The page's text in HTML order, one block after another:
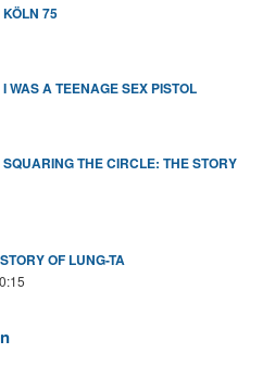
75
A TEENAGE SEX PISTOL
THE CIRCLE: THE STORY
OF LUNG-TA